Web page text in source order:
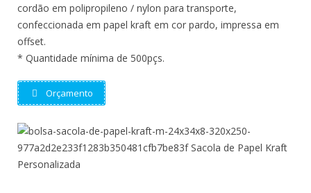
cordão em polipropileno / nylon para transporte,
confeccionada em papel kraft em cor pardo, impressa em
offset.
* Quantidade mínima de 500pçs.
Orçamento